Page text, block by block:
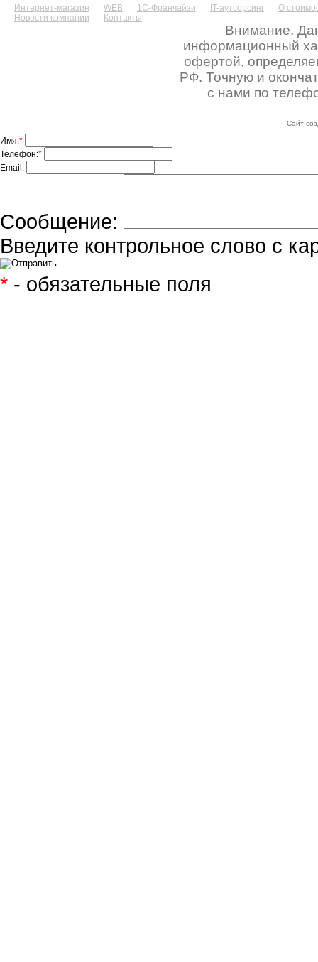
Интернет-магазин WEB 1С-Франчайзи IT-аутсорсинг
О
Новости компании
Контакты
Внимание.
информационный
офертой,
РФ. Точную и
с нами по
Сайт
Имя:*
Телефон:*
Email:
Сообщение:
Введите контрольное слово с
* - обязательные поля